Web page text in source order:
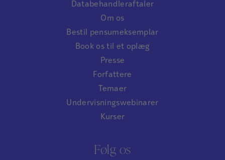
Databehandleraftaler
Om os
Bestil pensumeksemplar
Book os til et oplæg
Presse
Forfattere
Temaer
Undervisningswebinarer
Kurser
Følg os